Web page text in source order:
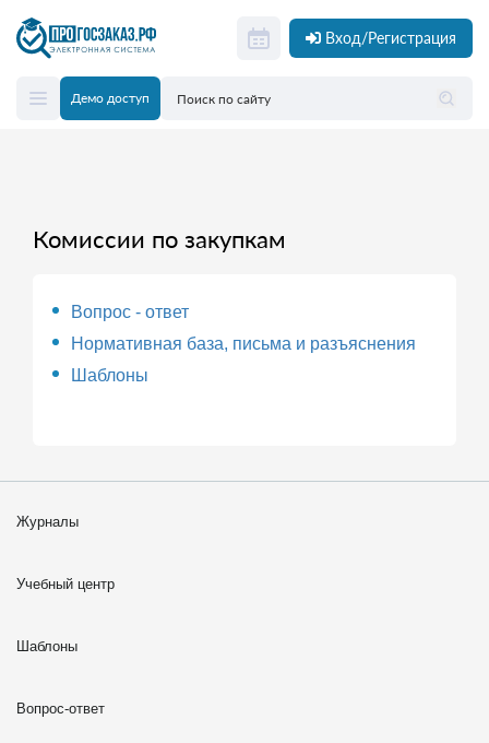
Вход/Регистрация
Демо доступ
Комиссии по закупкам
Вопрос - ответ
Нормативная база, письма и разъяснения
Шаблоны
Журналы
Учебный центр
Шаблоны
Вопрос-ответ